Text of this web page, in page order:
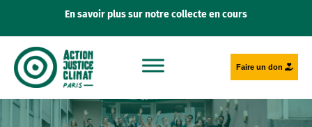
En savoir plus sur notre collecte en cours
Faire un don